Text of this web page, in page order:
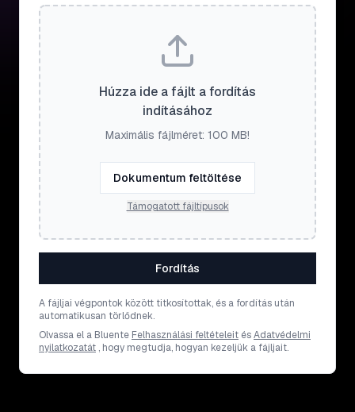
Húzza ide a fájlt a fordítás
indításához
Maximális fájlméret: 100 MB!
Dokumentum feltöltése
Támogatott fájltípusok
Fordítás
A fájljai végpontok között titkosítottak, és a fordítás után
automatikusan törlődnek.
Olvassa el a Bluente Felhasználási feltételeit ésAdatvédelmi
nyilatkozatát , hogy megtudja, hogyan kezeljük a fájljait.